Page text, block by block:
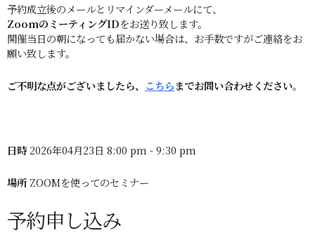
予約成立後のメールとリマインダーメールにて、
ZoomのミーティングIDをお送り致します。
開催当日の朝になっても届かない場合は、お手数ですがご連絡をお
願い致します。
ご不明な点がございましたら、 こちらまでお問い合わせください。
日時2026年04月23日 8:00 pm - 9:30 pm
場所ZOOMを使ってのセミナー
予約申し込み